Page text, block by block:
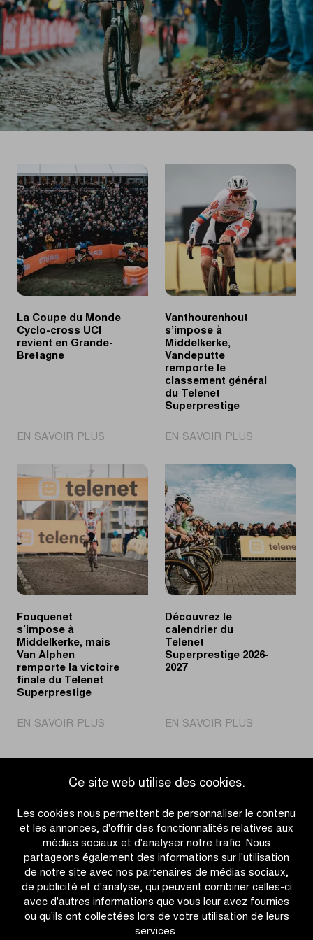
Ce site web utilise des cookies.
Les cookies nous permettent de personnaliser le contenu
et les annonces, d'offrir des fonctionnalités relatives aux
médias sociaux et d'analyser notre trafic. Nous
partageons également des informations sur l'utilisation
de notre site avec nos partenaires de médias sociaux,
de publicité et d'analyse, qui peuvent combiner celles-ci
avec d'autres informations que vous leur avez fournies
ou qu'ils ont collectées lors de votre utilisation de leurs
services.
La Coupe du Monde
Cyclo-cross UCI
revient en Grande-
Bretagne
EN SAVOIR PLUS
du
Monde
Cyclo-
cross
UCI
revient
en
Grande-
Vanthourenhout
s’impose à
Middelkerke,
Vandeputte
remporte le
classement général
du Telenet
Superprestige
EN SAVOIR PLUS
s’impose
Middelkerke,
Vandeputte
remporte
le
classement
général
du
Fouquenet
s’impose à
Middelkerke, mais
Van Alphen
remporte la victoire
finale du Telenet
Superprestige
EN SAVOIR PLUS
Middelkerke,
Van
Alphen
remporte
la
victoire
finale
du
Découvrez le
calendrier du
Telenet
Superprestige 2026-
2027
EN SAVOIR PLUS
2026-
2027